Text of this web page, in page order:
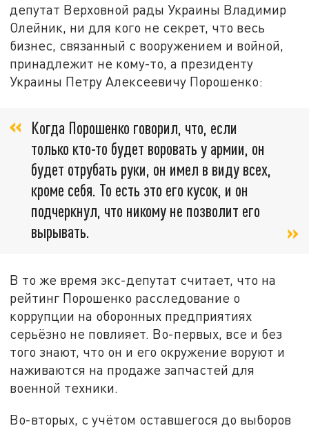
депутат Верховной рады Украины Владимир
Олейник, ни для кого не секрет, что весь
бизнес, связанный с вооружением и войной,
принадлежит не кому-то, а президенту
Украины Петру Алексеевичу Порошенко:
Когда Порошенко говорил, что, если
только кто-то будет воровать у армии, он
будет отрубать руки, он имел в виду всех,
кроме себя. То есть это его кусок, и он
подчеркнул, что никому не позволит его
вырывать.
В то же время экс-депутат считает, что на
рейтинг Порошенко расследование о
коррупции на оборонных предприятиях
серьёзно не повлияет. Во-первых, все и без
того знают, что он и его окружение воруют и
наживаются на продаже запчастей для
военной техники.
Во-вторых, с учётом оставшегося до выборов